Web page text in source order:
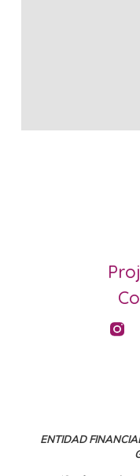
ENTIDAD